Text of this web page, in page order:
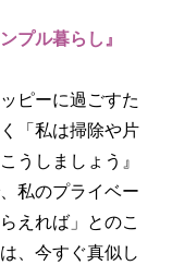
プル暮らし』
ピーに過ごすた
「私は掃除や片
うしましょう』
私のプライベー
えれば」とのこ
、今すぐ真似し